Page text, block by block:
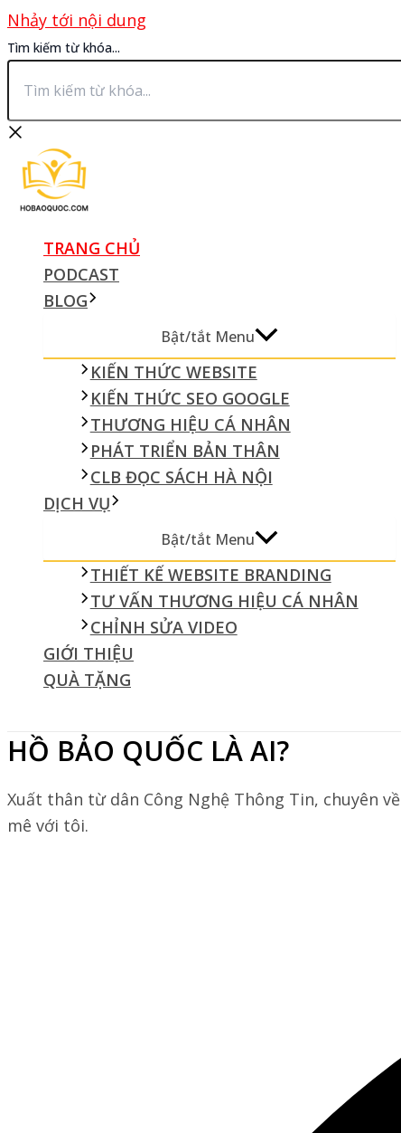
Nhảy tới nội dung
Tìm kiếm từ khóa...
TRANG CHỦ
PODCAST
BLOG
Bật/tắt Menu
KIẾN THỨC WEBSITE
KIẾN THỨC SEO GOOGLE
THƯƠNG HIỆU CÁ NHÂN
PHÁT TRIỂN BẢN THÂN
CLB ĐỌC SÁCH HÀ NỘI
DỊCH VỤ
Bật/tắt Menu
THIẾT KẾ WEBSITE BRANDING
TƯ VẤN THƯƠNG HIỆU CÁ NHÂN
CHỈNH SỬA VIDEO
GIỚI THIỆU
QUÀ TẶNG
HỒ BẢO QUỐC LÀ AI?
Xuất thân từ dân Công Nghệ Thông Tin, chuyên
mê với tôi.